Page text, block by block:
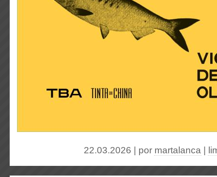
22.03.2026 | por martalanca